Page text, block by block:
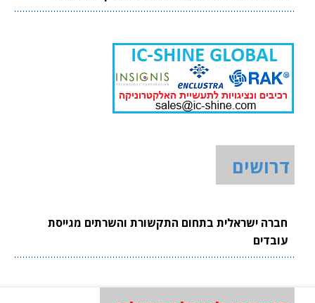
דרושים
חברה ישראלית בתחום התקשורת והשרתים מגייסת
עובדים